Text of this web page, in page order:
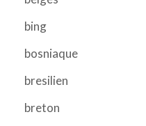
bing
bosniaque
bresilien
breton